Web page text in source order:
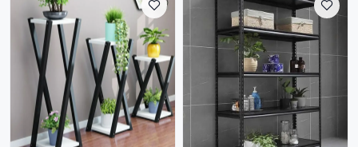
Столы и стулья1 Текстиль и ковры
Шкафы и комоды4 Другое